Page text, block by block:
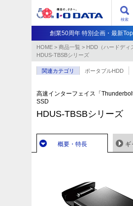
検索
創業50周年 特別企画・最新
HOME > 商品一覧 > HDD（ハードディ
HDUS-TBSBシリーズ
関連カテゴリ ポータブルHDD
高速インターフェイス「
SSD
HDUS-TBSBシリーズ
概要・特長 ギ